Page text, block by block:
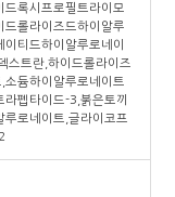
드록시프로필트라이모
드롤라이즈드하이알루
티드하이알루로네이
스트란,하이드롤라이즈
소듐하이알루로네이트
라펩타이드-3,붉은토끼
로네이트,글라이코프